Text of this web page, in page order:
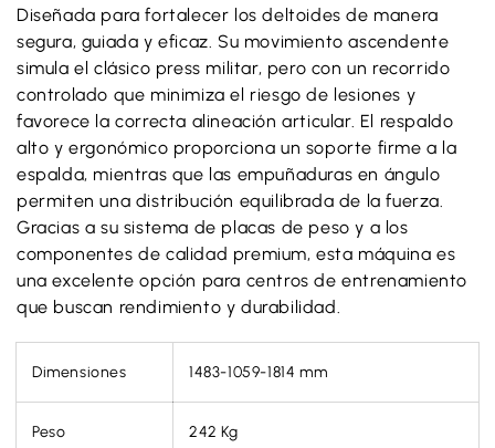
Diseñada para fortalecer los deltoides de manera
segura, guiada y eficaz. Su movimiento ascendente
simula el clásico press militar, pero con un recorrido
controlado que minimiza el riesgo de lesiones y
favorece la correcta alineación articular. El respaldo
alto y ergonómico proporciona un soporte firme a la
espalda, mientras que las empuñaduras en ángulo
permiten una distribución equilibrada de la fuerza.
Gracias a su sistema de placas de peso y a los
componentes de calidad premium, esta máquina es
una excelente opción para centros de entrenamiento
que buscan rendimiento y durabilidad.
Dimensiones 1483-1059-1814 mm
Peso 242 Kg
¿Tienes una cuenta?
Ingresapara pagar más rapído.